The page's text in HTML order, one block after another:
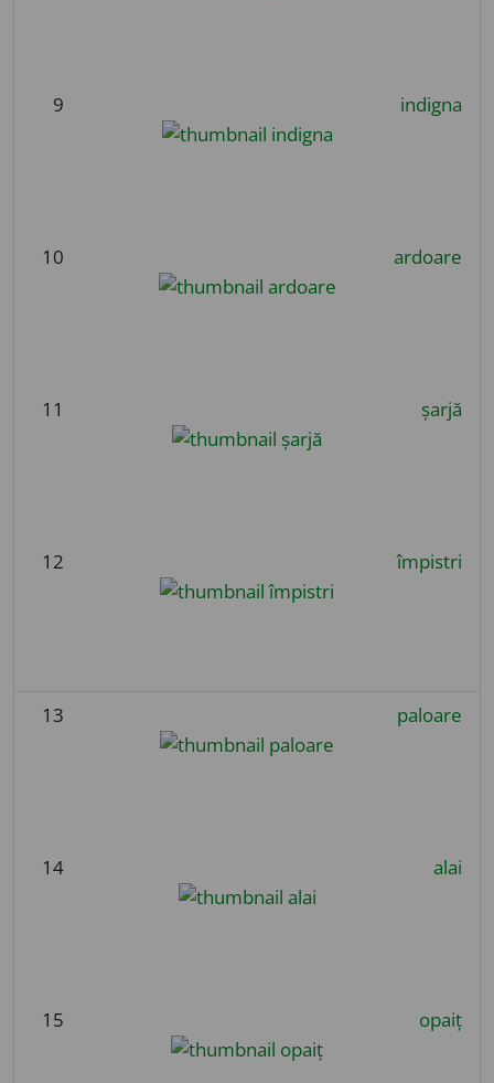
9 indigna
10 ardoare
11 șarjă
12 împistri
13 paloare
14 alai
15 opaiț